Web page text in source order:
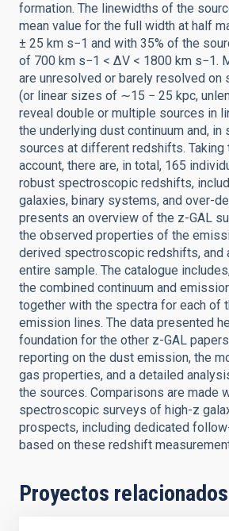
formation. The linewidths of the
mean value for the full width at half
± 25 km s−1 and with 35% of the
of 700 km s−1 < ΔV < 1800 km s−1.
are unresolved or barely resolved on
(or linear sizes of ∼15 − 25 kpc,
reveal double or multiple sources in
the underlying dust continuum and, in
sources at different redshifts. Taking
account, there are, in total, 165
robust spectroscopic redshifts,
galaxies, binary systems, and over-
presents an overview of the z-GAL
the observed properties of the
derived spectroscopic redshifts, and
entire sample. The catalogue
the combined continuum and
together with the spectra for each of
emission lines. The data presented
foundation for the other z-GAL
reporting on the dust emission, the
gas properties, and a detailed
the sources. Comparisons are made
spectroscopic surveys of high-z
prospects, including dedicated
based on these redshift
Proyectos relacionados